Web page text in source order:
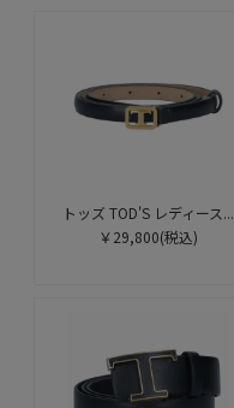
トッズ TOD'S レディース...
￥29,800(税込)